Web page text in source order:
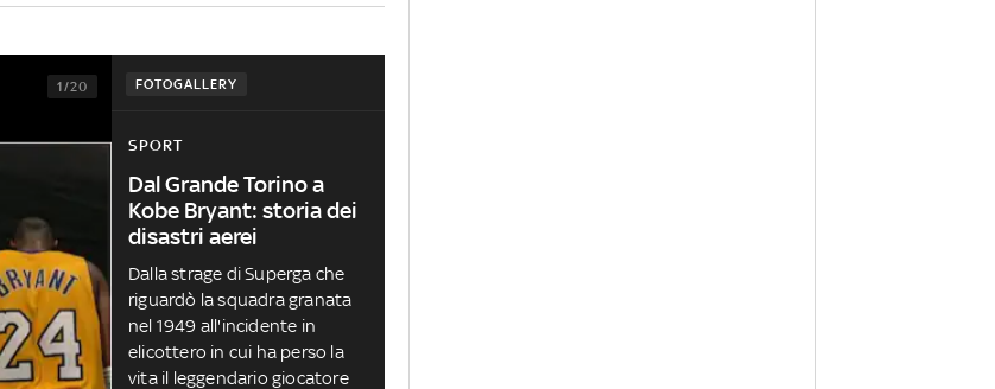
FOTOGALLERY
1/20
SPORT
Dal Grande Torino a
Kobe Bryant: storia dei
disastri aerei
Dalla strage di Superga che
riguardò la squadra granata
nel 1949 all'incidente in
elicottero in cui ha perso la
vita il leggendario giocatore